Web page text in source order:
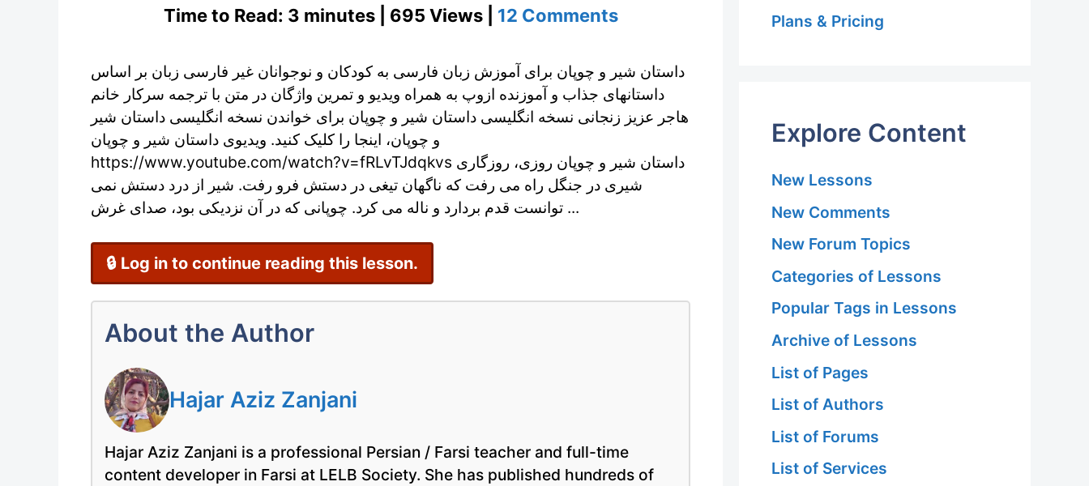
Time to Read: 3 minutes | 695 Views | 12 Commentson
شیر
و
چوپان
آموزش
فارسی
داستان شیر و چوپان برای آموزش زبان فارسی به کودکان و نوجوانان غیر فارسی زبان بر اساس
داستانهای جذاب و آموزنده ازوپ به همراه ویدیو و تمرین واژگان در متن با ترجمه سرکار خانم
هاجر عزیز زنجانی نسخه انگلیسی داستان شیر و چوپان برای خواندن نسخه انگلیسی داستان شیر
و چوپان، اینجا را کلیک کنید. ویدیوی داستان شیر و چوپان
https://www.youtube.com/watch?v=fRLvTJdqkvs داستان شیر و چوپان روزی، روزگاری
شیری در جنگل راه می رفت که ناگهان تیغی در دستش فرو رفت. شیر از درد دستش نمی
توانست قدم بردارد و ناله می کرد. چوپانی که در آن نزدیکی بود، صدای غرش ...
🔒 Log in to continue reading this lesson.
About the Author
Hajar Aziz Zanjani
Hajar Aziz Zanjani is a professional Persian / Farsi teacher and full-time
content developer in Farsi at LELB Society. She has published hundreds of
Plans & Pricing
Explore Content
New Lessons
New Comments
New Forum Topics
Categories of Lessons
Popular Tags in Lessons
Archive of Lessons
List of Pages
List of Authors
List of Forums
List of Services